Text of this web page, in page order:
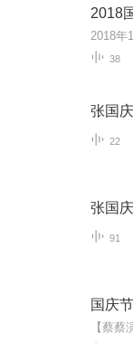
2018
38
张国
22
张国
91
国庆